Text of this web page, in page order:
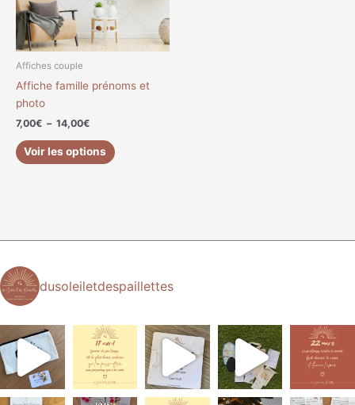
Affiches couple
Affiche famille prénoms et
photo
7,00€ – 14,00€
Voir les options
options
peuvent
être
produit
dusoleiletdespaillettes